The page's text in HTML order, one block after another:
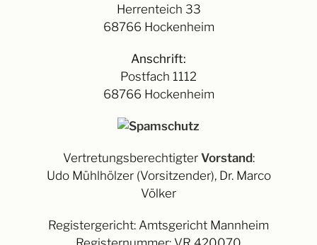
Herrenteich 33
68766 Hockenheim
Anschrift:
Postfach 1112
68766 Hockenheim
Vertretungsberechtigter Vorstand:
Udo Mühlhölzer (Vorsitzender), Dr. Marco
Völker
Registergericht: Amtsgericht Mannheim